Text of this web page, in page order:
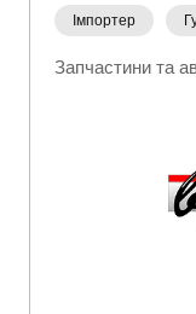
Імпортер
Запчастини та